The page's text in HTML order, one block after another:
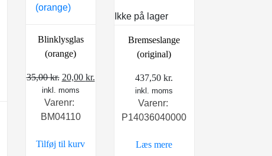
Blinklysglas
(orange)
35,00kr. Den
oprindelige
pris
var:
20,00 kr.
inkl. moms
Varenr:
BM04110
Tilføj til kurv
Ikke på lager
Bremseslange
(original)
437,50 kr.
inkl. moms
Varenr:
P14036040000
Læs mere